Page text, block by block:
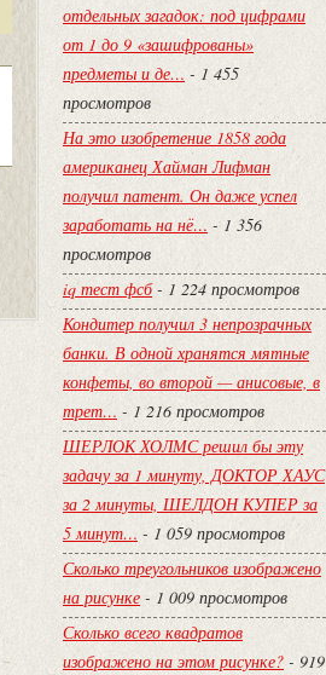
отдельных загадок: под цифрами
от 1 до 9 «зашифрованы»
предметы и де… - 1 455
просмотров
На это изобретение 1858 года
американец Хайман Лифман
получил патент. Он даже успел
заработать на нё… - 1 356
просмотров
iq тест фсб- 1 224 просмотров
Кондитер получил 3 непрозрачных
банки. В одной хранятся мятные
конфеты, во второй — анисовые, в
трет… - 1 216 просмотров
ШЕРЛОК ХОЛМС решил бы эту
задачу за 1 минуту, ДОКТОР ХАУС
за 2 минуты, ШЕЛДОН КУПЕР за
5 минут… - 1 059 просмотров
Сколько треугольников изображено
на рисунке - 1 009 просмотров
Сколько всего квадратов
изображено на этом рисунке? - 919